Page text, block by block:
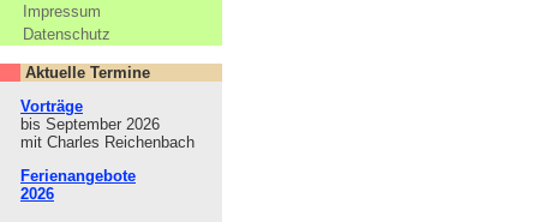
Impressum
Datenschutz
Aktuelle Termine
Vorträge
bis September 2026
mit Charles Reichenbach
Ferienangebote
2026